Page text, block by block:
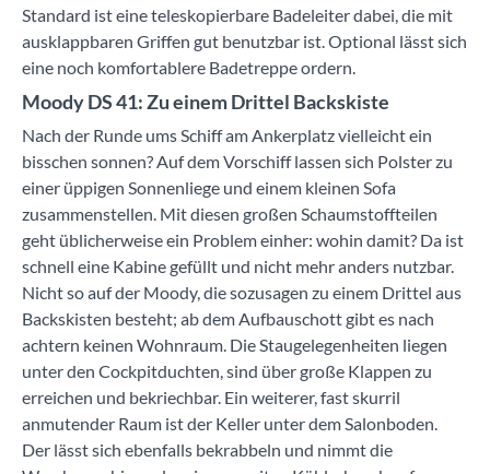
Standard ist eine teleskopierbare Badeleiter dabei, die mit
ausklappbaren Griffen gut benutzbar ist. Optional lässt sich
eine noch komfortablere Badetreppe ordern.
Moody DS 41: Zu einem Drittel Backskiste
Nach der Runde ums Schiff am Ankerplatz vielleicht ein
bisschen sonnen? Auf dem Vorschiff lassen sich Polster zu
einer üppigen Sonnenliege und einem kleinen Sofa
zusammenstellen. Mit diesen großen Schaumstoffteilen
geht üblicherweise ein Problem einher: wohin damit? Da ist
schnell eine Kabine gefüllt und nicht mehr anders nutzbar.
Nicht so auf der Moody, die sozusagen zu einem Drittel aus
Backskisten besteht; ab dem Aufbauschott gibt es nach
achtern keinen Wohnraum. Die Staugelegenheiten liegen
unter den Cockpitduchten, sind über große Klappen zu
erreichen und bekriechbar. Ein weiterer, fast skurril
anmutender Raum ist der Keller unter dem Salonboden.
Der lässt sich ebenfalls bekrabbeln und nimmt die